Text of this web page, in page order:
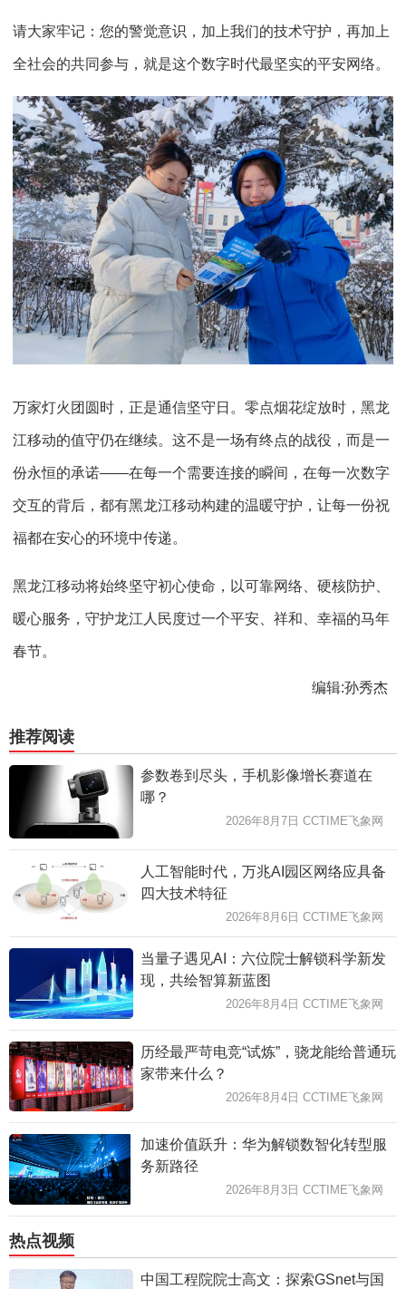
请大家牢记：您的警觉意识，加上我们的技术守护，再加上
全社会的共同参与，就是这个数字时代最坚实的平安网络。
万家灯火团圆时，正是通信坚守日。零点烟花绽放时，黑龙
江移动的值守仍在继续。这不是一场有终点的战役，而是一
份永恒的承诺——在每一个需要连接的瞬间，在每一次数字
交互的背后，都有黑龙江移动构建的温暖守护，让每一份祝
福都在安心的环境中传递。
黑龙江移动将始终坚守初心使命，以可靠网络、硬核防护、
暖心服务，守护龙江人民度过一个平安、祥和、幸福的马年
春节。
编辑:孙秀杰
推荐阅读
参数卷到尽头，手机影像增长赛道在
哪？
2026年8月7日 CCTIME飞象网
人工智能时代，万兆AI园区网络应具备
四大技术特征
2026年8月6日 CCTIME飞象网
当量子遇见AI：六位院士解锁科学新发
现，共绘智算新蓝图
2026年8月4日 CCTIME飞象网
历经最严苛电竞“试炼”，骁龙能给普通玩
家带来什么？
2026年8月4日 CCTIME飞象网
加速价值跃升：华为解锁数智化转型服
务新路径
2026年8月3日 CCTIME飞象网
热点视频
中国工程院院士高文：探索GSnet与国